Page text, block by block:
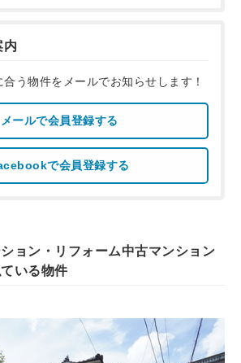
内
う物件をメールでお知らせします！
メールで会員登録する
で会員登録する
ョン・リフォーム中古マンション
いる物件